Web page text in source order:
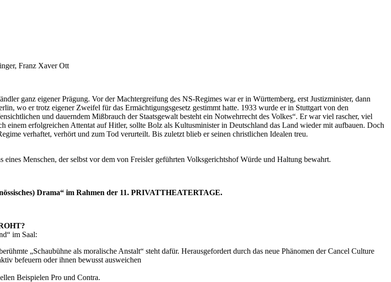
Franz Xaver Ott
ganz eigener Prägung. Vor der Machtergreifung des NS-Regimes war er in Württemberg, erst Justizminister, dann
wo er trotz eigener Zweifel für das Ermächtigungsgesetz gestimmt hatte. 1933 wurde er in Stuttgart von den
und dauerndem Mißbrauch der Staatsgewalt besteht ein Notwehrrecht des Volkes“. Er war viel rascher, viel
einem erfolgreichen Attentat auf Hitler, sollte Bolz als Kultusminister in Deutschland das Land wieder mit aufbauen. Doch
verhaftet, verhört und zum Tod verurteilt. Bis zuletzt blieb er seinen christlichen Idealen treu.
Menschen, der selbst vor dem von Freisler geführten Volksgerichtshof Würde und Haltung bewahrt.
Drama“ im Rahmen der 11. PRIVATTHEATERTAGE.
im Saal:
„Schaubühne als moralische Anstalt“ steht dafür. Herausgefordert durch das neue Phänomen der Cancel Culture
befeuern oder ihnen bewusst ausweichen
Beispielen Pro und Contra.